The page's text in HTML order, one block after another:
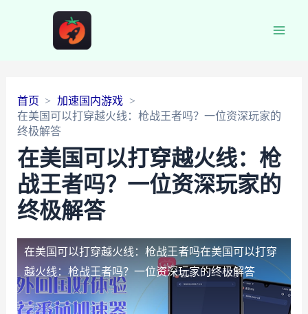
首页
加速国内游戏
在美国可以打穿越火线：枪战王者吗？一位资深玩家的
终极解答
在美国可以打穿越火线：枪
战王者吗？一位资深玩家的
终极解答
在美国可以打穿越火线：枪战王者吗在美国可以打穿
越火线：枪战王者吗？一位资深玩家的终极解答